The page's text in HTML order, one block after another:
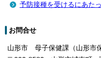
予防接種を受けるにあた
お問合せ
山形市 母子保健課（山形市